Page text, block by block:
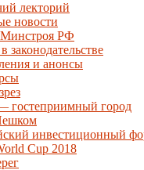
лекторий
новости
РФ
законодательстве
и анонсы
гостеприимный город
инвестиционный
Cup 2018